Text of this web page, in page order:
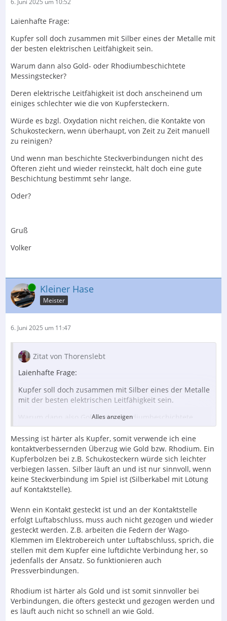
Laienhafte Frage:
Kupfer soll doch zusammen mit Silber eines der Metalle mit
der besten elektrischen Leitfähigkeit sein.
Warum dann also Gold- oder Rhodiumbeschichtete
Messingstecker?
Deren elektrische Leitfähigkeit ist doch anscheinend um
einiges schlechter wie die von Kupfersteckern.
Würde es bzgl. Oxydation nicht reichen, die Kontakte von
Schukosteckern, wenn überhaupt, von Zeit zu Zeit manuell
zu reinigen?
Und wenn man beschichte Steckverbindungen nicht des
Öfteren zieht und wieder reinsteckt, hält doch eine gute
Beschichtung bestimmt sehr lange.
Oder?
Gruß
Volker
Online Kleiner Hase
Meister
6. Juni 2025 um 11:47
Zitat von Thorenslebt
Laienhafte Frage:
Kupfer soll doch zusammen mit Silber eines der Metalle
mit der besten elektrischen Leitfähigkeit sein.
Warum dann also Gold- oder Rhodiumbeschichtete
Messingstecker?
Deren elektrische Leitfähigkeit ist doch anscheinend um
einiges schlechter wie die von Kupfersteckern.
Würde es bzgl. Oxydation nicht reichen, die Kontakte
von Schukosteckern, wenn überhaupt, von Zeit zu Zeit
manuell zu reinigen?
Und wenn man beschichte Steckverbindungen nicht des
Öfteren zieht und wieder reinsteckt, hält doch eine gute
Beschichtung bestimmt sehr lange.
Oder?
Volker
Alles anzeigen
Messing ist härter als Kupfer, somit verwende ich eine
kontaktverbessernden Überzug wie Gold bzw. Rhodium. Ein
Kupferbolzen bei z.B. Schukosteckern würde sich leichter
verbiegen lassen. Silber läuft an und ist nur sinnvoll, wenn
keine Steckverbindung im Spiel ist (Silberkabel mit Lötung
auf Kontaktstelle).
Wenn ein Kontakt gesteckt ist und an der Kontaktstelle
erfolgt Luftabschluss, muss auch nicht gezogen und wieder
gesteckt werden. Z.B. arbeiten die Federn der Wago-
Klemmen im Elektrobereich unter Luftabschluss, sprich, die
stellen mit dem Kupfer eine luftdichte Verbindung her, so
jedenfalls der Ansatz. So funktionieren auch
Pressverbindungen.
Rhodium ist härter als Gold und ist somit sinnvoller bei
Verbindungen, die öfters gesteckt und gezogen werden und
es läuft auch nicht so schnell an wie Gold.